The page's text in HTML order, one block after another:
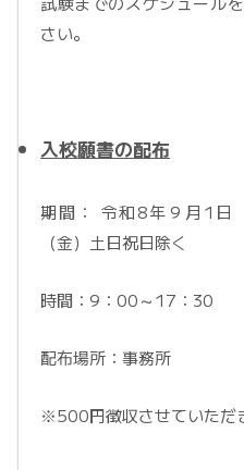
さい。
入校願書の配布
期間： 令和8年９月1日
（金）土日祝日除く
時間：9：00～17：30
配布場所：事務所
※500円徴収させていただ